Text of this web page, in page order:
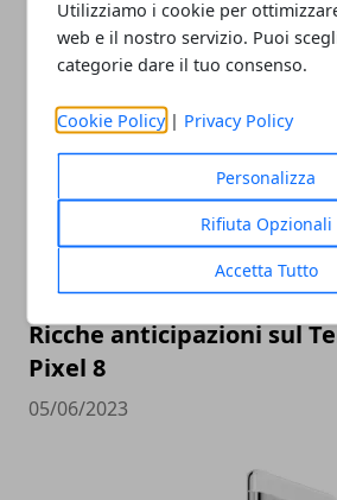
Utilizziamo i cookie per
web e il nostro servizio. Puoi
categorie dare il tuo consenso.
Cookie Policy | Privacy Policy
Personalizza
Rifiuta Opzionali
Accetta Tutto
ARTICOLI CORRELATI
Ricche anticipazioni sul
Pixel 8
05/06/2023